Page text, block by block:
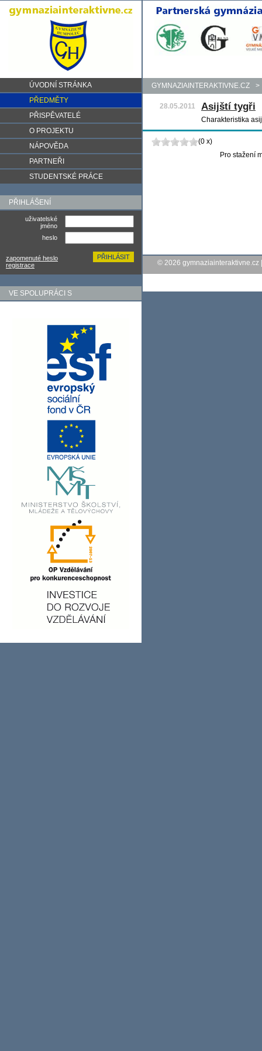
ÚVODNÍ STRÁNKA
PŘEDMĚTY
PŘISPĚVATELÉ
O PROJEKTU
NÁPOVĚDA
PARTNEŘI
STUDENTSKÉ PRÁCE
PŘIHLÁŠENÍ
uživatelské
jméno
heslo
zapomenuté heslo
registrace
VE SPOLUPRÁCI S
GYMNAZIAINTERAKTIVNE.CZ >
28.05.2011 Asijští tygři
Charakteristika
(0 x)
Pro stažení
© 2026 gymnaziainteraktivne.cz